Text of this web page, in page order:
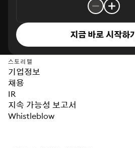
지금 바로 시작하기
스토리텔
기업정보
채용
IR
지속 가능성 보고서
Whistleblow